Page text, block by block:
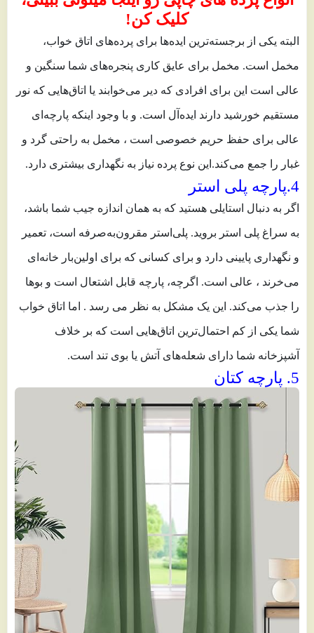
کلیک کن!
البته یکی از برجسته‌ترین ایده‌ها برای پرده‌های اتاق خواب،
مخمل است. مخمل برای عایق کاری پنجره‌های شما سنگین و
عالی است این برای افرادی که دیر می‌خوابند یا اتاق‌هایی که نور
مستقیم خورشید دارند ایده‌آل است. و با وجود اینکه پارچه‌ای
عالی برای حفظ حریم خصوصی است ، مخمل به راحتی گرد و
غبار را جمع می‌کند.این نوع پرده نیاز به نگهداری بیشتری دارد.
4.پارچه پلی استر
اگر به دنبال استایلی هستید که به همان اندازه جیب شما باشد،
به سراغ پلی استر بروید. پلی‌استر مقرون‌به‌صرفه است، تعمیر
و نگهداری پایینی دارد و برای کسانی که برای اولین‌بار خانه‌ای
می‌خرند ، عالی است. اگرچه، پارچه قابل اشتعال است و بوها
را جذب می‌کند. این یک مشکل به نظر می ‌رسد . اما اتاق خواب
شما یکی از کم احتمال‌ترین اتاق‌هایی است که بر خلاف
آشپزخانه شما دارای شعله‌های آتش یا بوی تند است.
5. پارچه کتان